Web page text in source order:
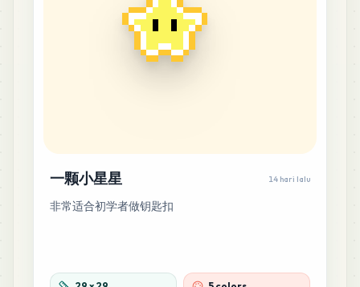
一颗小星星 14 hari lalu
非常适合初学者做钥匙扣